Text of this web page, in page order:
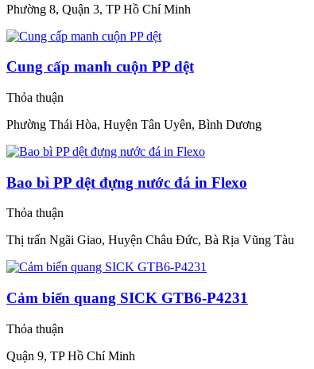
Phường 8, Quận 3, TP Hồ Chí Minh
Cung cấp manh cuộn PP dệt
Thỏa thuận
Phường Thái Hòa, Huyện Tân Uyên, Bình Dương
Bao bì PP dệt đựng nước đá in Flexo
Thỏa thuận
Thị trấn Ngãi Giao, Huyện Châu Đức, Bà Rịa Vũng Tàu
Cảm biến quang SICK GTB6-P4231
Thỏa thuận
Quận 9, TP Hồ Chí Minh